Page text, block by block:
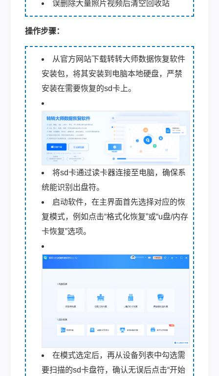
误删除大量照片视频后清空回收站
操作步骤：
从官方网站下载转转大师数据恢复软件
安装包，将其安装到电脑本地硬盘，严禁
安装在需要恢复的sd卡上。
将sd卡通过读卡器连接至电脑，确保系
统能识别出盘符。
启动软件，在主界面首先选择对应的恢
复模式，例如点击“格式化恢复”或“u盘/内存
卡恢复”选项。
在模式选定后，再从设备列表中勾选需
要扫描的sd卡盘符，确认无误后点击“开始